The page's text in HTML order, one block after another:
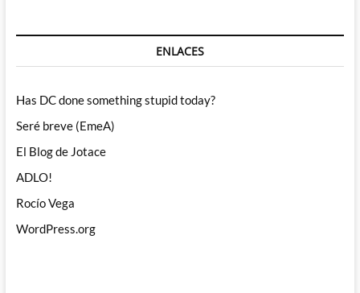
ENLACES
Has DC done something stupid today?
Seré breve (EmeA)
El Blog de Jotace
ADLO!
Rocío Vega
WordPress.org